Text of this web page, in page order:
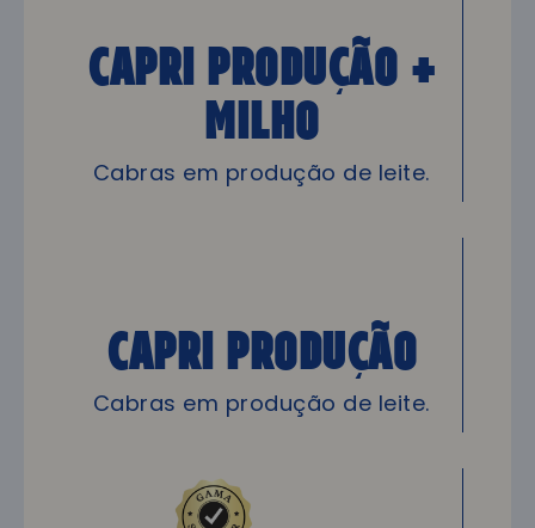
CAPRI Produção +
Milho
Cabras em produção de leite.
CAPRI Produção
Cabras em produção de leite.